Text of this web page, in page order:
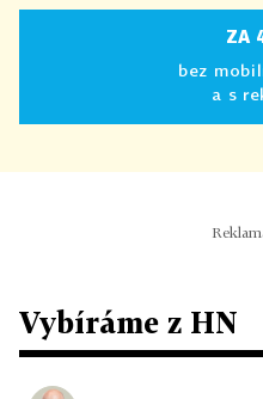
ZA
bez
a s
Vybíráme z HN